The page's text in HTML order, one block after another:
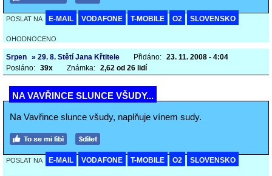
POSLAT NA E-MAIL VODAFONE T-MOBILE O2 SLOVENSKO
OHODNOCENO
Srpen » 29. 8. Stětí Jana Křtitele Přidáno: 23. 11. 2008 - 4:04
Posláno: 39x Známka: 2,62 od 26 lidí
NA VAVŘINCE SLUNCE VŠUDY...
Na Vavřince slunce všudy, naplňuje vínem sudy.
POSLAT NA E-MAIL VODAFONE T-MOBILE O2 SLOVENSKO